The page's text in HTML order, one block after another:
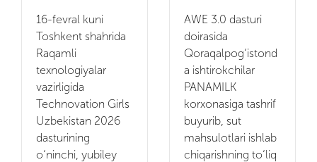
16-fevral kuni
Toshkent shahrida
Raqamli
texnologiyalar
vazirligida
Technovation Girls
Uzbekistan 2026
dasturining
o‘ninchi, yubiley
AWE 3.0 dasturi
doirasida
Qoraqalpog‘istond
a ishtirokchilar
PANAMILK
korxonasiga tashrif
buyurib, sut
mahsulotlari ishlab
chiqarishning to‘liq